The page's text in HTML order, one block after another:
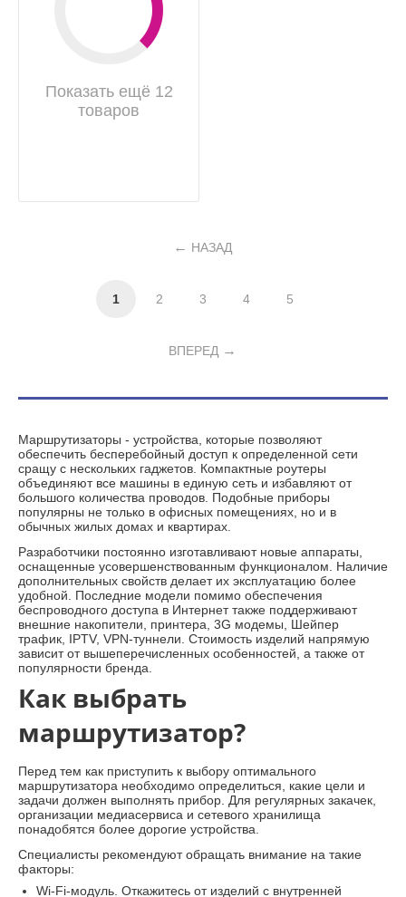
Показать ещё 12
товаров
НАЗАД
1 2 3 4 5
ВПЕРЕД
Маршрутизаторы - устройства, которые позволяют
обеспечить бесперебойный доступ к определенной сети
сращу с нескольких гаджетов. Компактные роутеры
объединяют все машины в единую сеть и избавляют от
большого количества проводов. Подобные приборы
популярны не только в офисных помещениях, но и в
обычных жилых домах и квартирах.
Разработчики постоянно изготавливают новые аппараты,
оснащенные усовершенствованным функционалом. Наличие
дополнительных свойств делает их эксплуатацию более
удобной. Последние модели помимо обеспечения
беспроводного доступа в Интернет также поддерживают
внешние накопители, принтера, 3G модемы, Шейпер
трафик, IPTV, VPN-туннели. Стоимость изделий напрямую
зависит от вышеперечисленных особенностей, а также от
популярности бренда.
Как выбрать
маршрутизатор?
Перед тем как приступить к выбору оптимального
маршрутизатора необходимо определиться, какие цели и
задачи должен выполнять прибор. Для регулярных закачек,
организации медиасервиса и сетевого хранилища
понадобятся более дорогие устройства.
Специалисты рекомендуют обращать внимание на такие
факторы:
Wi-Fi-модуль. Откажитесь от изделий с внутренней